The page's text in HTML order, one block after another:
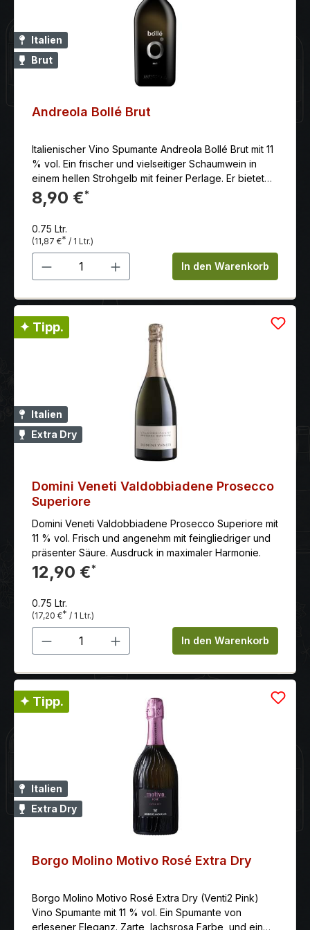
Italien
Brut
Andreola Bollé Brut
Italienischer Vino Spumante Andreola Bollé Brut mit 11
% vol. Ein frischer und vielseitiger Schaumwein in
einem hellen Strohgelb mit feiner Perlage. Er bietet
Aromen von frischen Früchten, weißen Blüten und
grünem Apfel. Perfekt als Aperitif oder zu einem
Geschmeidigkeit.
8,90 €*
0.75 Ltr.
(11,87 €* / 1 Ltr.)
Produkt Anzahl: Gib denIn den Warenkorb
✦ Tipp.
Italien
Extra Dry
Domini Veneti Valdobbiadene Prosecco
Superiore
Domini Veneti Valdobbiadene Prosecco Superiore mit
11 % vol. Frisch und angenehm mit feingliedriger und
präsenter Säure. Ausdruck in maximaler Harmonie.
12,90 €*
0.75 Ltr.
(17,20 €* / 1 Ltr.)
Produkt Anzahl: Gib denIn den Warenkorb
✦ Tipp.
Italien
Extra Dry
Borgo Molino Motivo Rosé Extra Dry
Borgo Molino Motivo Rosé Extra Dry (Venti2 Pink)
Vino Spumante mit 11 % vol. Ein Spumante von
erlesener Eleganz. Zarte, lachsrosa Farbe, und ein